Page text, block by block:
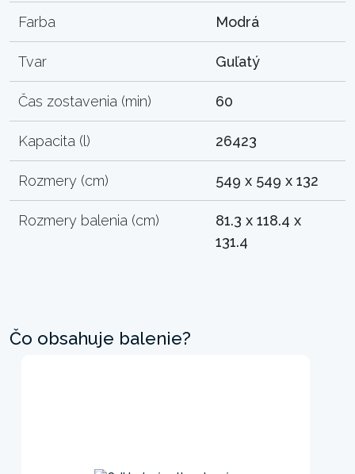
Farba Modrá
Tvar Guľatý
Čas zostavenia (min) 60
Kapacita (l) 26423
Rozmery (cm) 549 x 549 x 132
Rozmery balenia (cm)
81.3 x 118.4 x
131.4
Čo obsahuje balenie?